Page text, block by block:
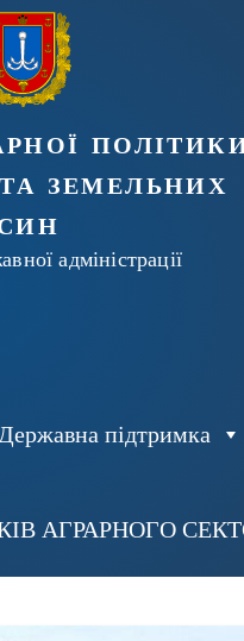
земельних
адміністрації
Державна підтримка
АГРАРНОГО